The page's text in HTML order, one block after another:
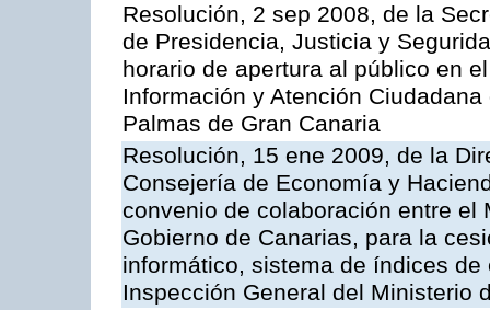
Resolución, 2 sep 2008, de la
de Presidencia, Justicia y
horario de apertura al público en
Información y Atención
Palmas de Gran Canaria
Resolución, 15 ene 2009, de la
Consejería de Economía y
convenio de colaboración entre
Gobierno de Canarias, para la
informático, sistema de índices
Inspección General del Ministerio